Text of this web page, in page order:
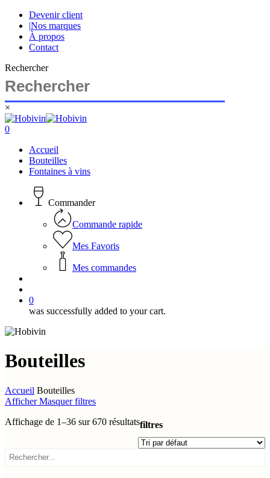
Skip
main
content
Devenir client
|Nos marques
À propos
Contact
Rechercher
×
Close
Search
search
account
0
Accueil
Bouteilles
Fontaines à vins
Commander
Commande rapide
Mes Favoris
Mes commandes
0
was successfully added to your cart.
Bouteilles
Accueil Bouteilles
Afficher Masquer filtres
Affichage de 1–36 sur 670 résultatsfiltres
Filters